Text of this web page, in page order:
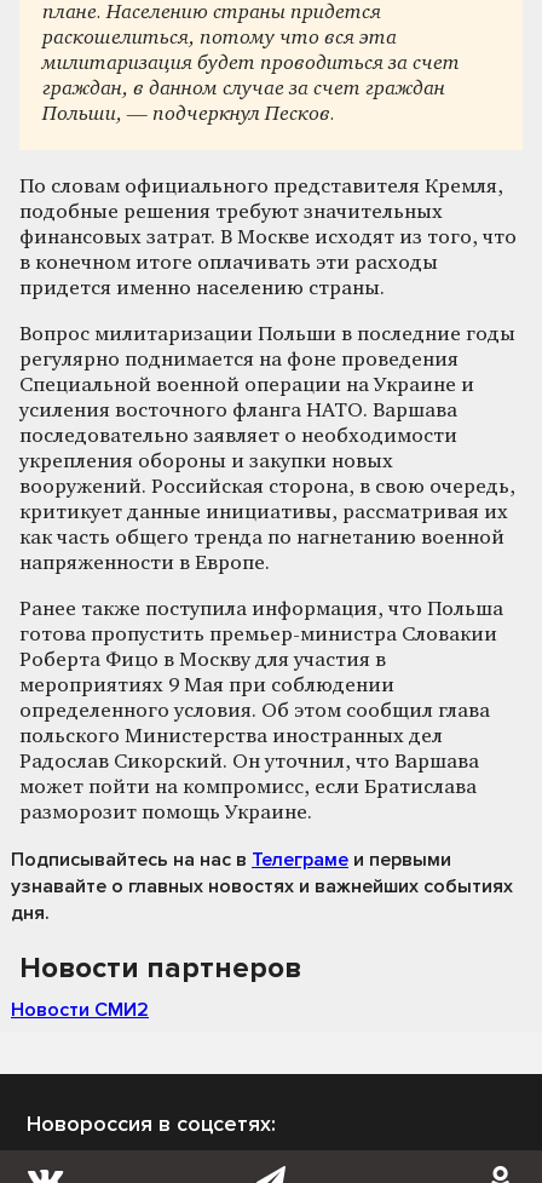
плане. Населению страны придется
раскошелиться, потому что вся эта
милитаризация будет проводиться за счет
граждан, в данном случае за счет граждан
Польши, — подчеркнул Песков.
По словам официального представителя Кремля,
подобные решения требуют значительных
финансовых затрат. В Москве исходят из того, что
в конечном итоге оплачивать эти расходы
придется именно населению страны.
Вопрос милитаризации Польши в последние годы
регулярно поднимается на фоне проведения
Специальной военной операции на Украине и
усиления восточного фланга НАТО. Варшава
последовательно заявляет о необходимости
укрепления обороны и закупки новых
вооружений. Российская сторона, в свою очередь,
критикует данные инициативы, рассматривая их
как часть общего тренда по нагнетанию военной
напряженности в Европе.
Ранее также поступила информация, что Польша
готова пропустить премьер-министра Словакии
Роберта Фицо в Москву для участия в
мероприятиях 9 Мая при соблюдении
определенного условия. Об этом сообщил глава
польского Министерства иностранных дел
Радослав Сикорский. Он уточнил, что Варшава
может пойти на компромисс, если Братислава
разморозит помощь Украине.
Подписывайтесь на нас в Телеграме и первыми
узнавайте о главных новостях и важнейших событиях
дня.
Новости партнеров
Новости СМИ2
Новороссия в соцсетях: